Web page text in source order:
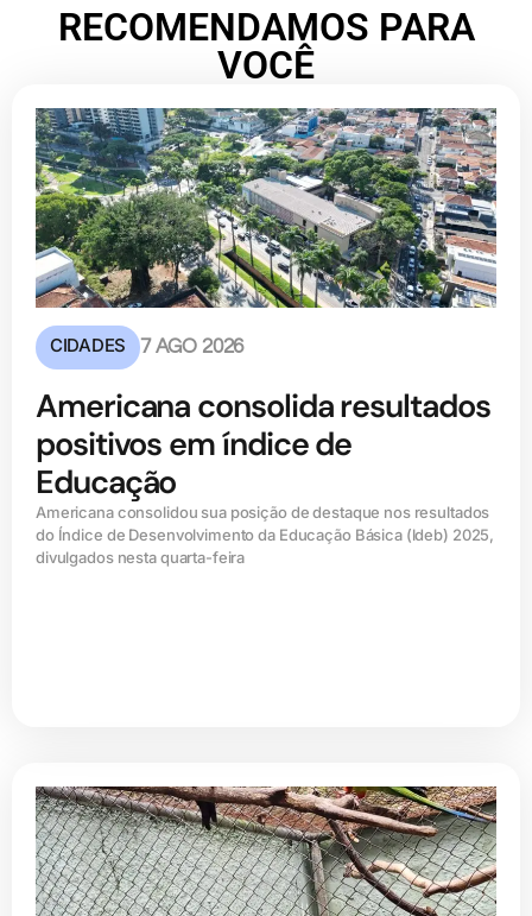
RECOMENDAMOS PARA
VOCÊ
CIDADES 7 AGO 2026
Americana consolida resultados
positivos em índice de
Educação
Americana consolidou sua posição de destaque nos resultados
do Índice de Desenvolvimento da Educação Básica (ldeb) 2025,
divulgados nesta quarta-feira